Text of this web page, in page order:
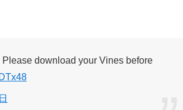
download your Vines before